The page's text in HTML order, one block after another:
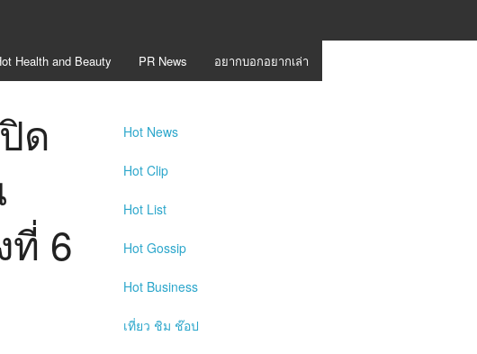
Health and Beauty PR News อยากบอกอยากเล่า
ด
6
Hot News
Hot Clip
Hot List
Hot Gossip
Hot Business
เที่ยว ชิม ช๊อป